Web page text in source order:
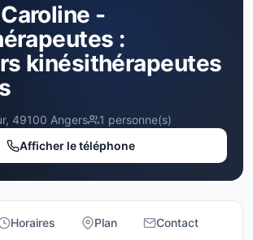
-
:
kinésithérapeutes
49100 Angers
1 personne(s)
Afficher le téléphone
Horaires Plan Contact